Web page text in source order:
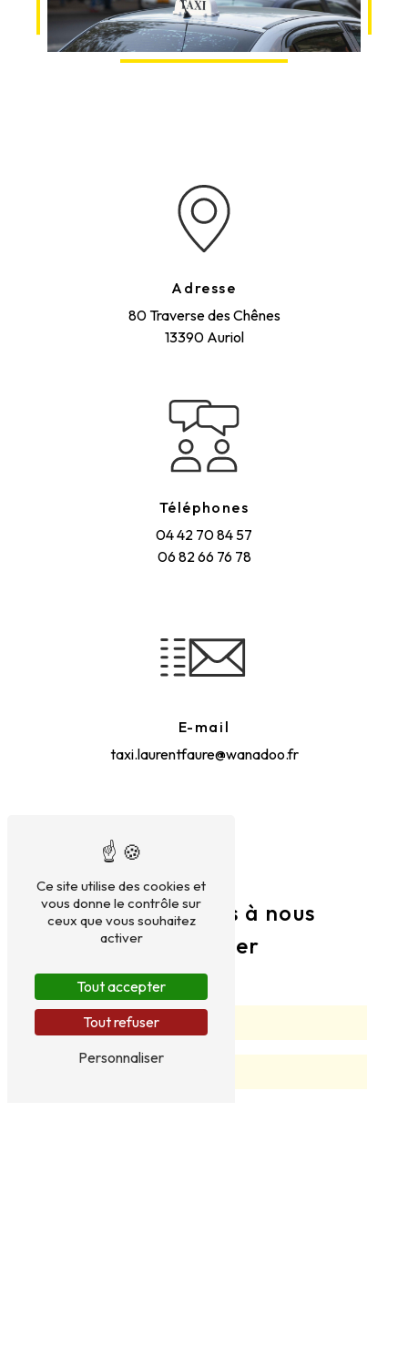
Adresse
80 Traverse des Chênes
13390 Auriol
Téléphones
04 42 70 84 57
06 82 66 76 78
E-mail
taxi.laurentfaure@wanadoo.fr
N'hésitez pas à nous
contacter
Ce site utilise des cookies et
vous donne le contrôle sur
ceux que vous souhaitez
activer
Tout accepter
Tout refuser
Personnaliser